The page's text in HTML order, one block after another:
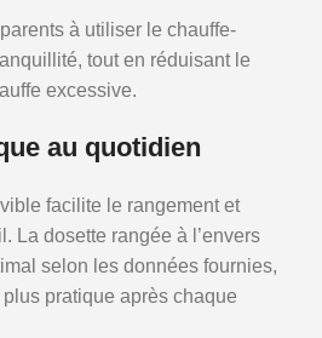
à utiliser le chauffe-
tout en réduisant le
excessive.
au quotidien
facilite le rangement et
La dosette rangée à l’envers
selon les données fournies,
pratique après chaque